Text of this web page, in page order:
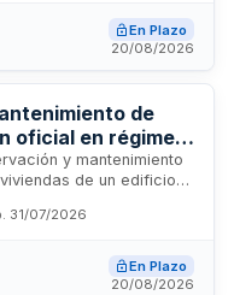
estabilidad y
y prolongar la vida
En Plazo
20/08/2026
de
oficial en régimen
La Sala)
y mantenimiento
de un edificio
oficial en régimen de
e instalación de
y fustería, así
y cámaras
31/07/2026
En Plazo
20/08/2026